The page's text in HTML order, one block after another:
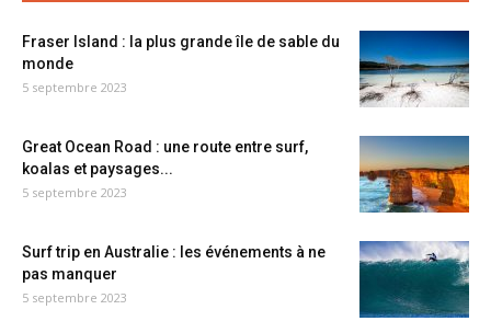
Fraser Island : la plus grande île de sable du
monde
5 septembre 2023
Great Ocean Road : une route entre surf,
koalas et paysages...
5 septembre 2023
Surf trip en Australie : les événements à ne
pas manquer
5 septembre 2023